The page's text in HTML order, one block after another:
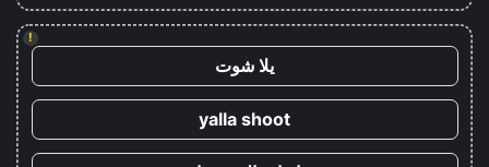
!
يلا شوت
yalla shoot